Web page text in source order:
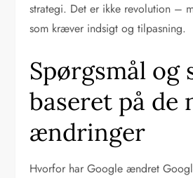
strategi. Det er ikke revolution –
som kræver indsigt og tilpasning.
Spørgsmål og
baseret på de
ændringer
Hvorfor har Google ændret